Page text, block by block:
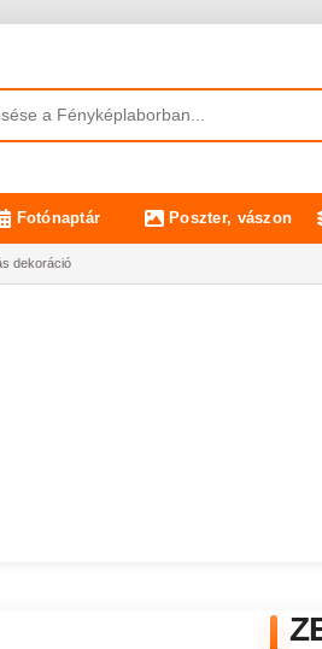
Fotónaptár Poszter, vászon
dekoráció